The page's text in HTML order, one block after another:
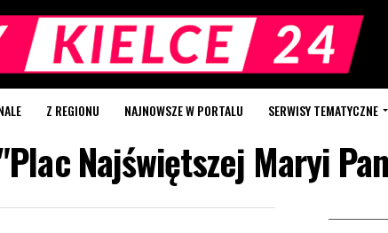
Z REGIONU NAJNOWSZE W PORTALU SERWISY TEMATYCZNE
Najświętszej Maryi